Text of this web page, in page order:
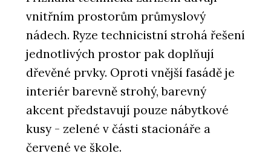
vnitřním prostorům průmyslový
nádech. Ryze technicistní strohá řešení
jednotlivých prostor pak doplňují
dřevěné prvky. Oproti vnější fasádě je
interiér barevně strohý, barevný
akcent představují pouze nábytkové
kusy - zelené v části stacionáře a
červené ve škole.